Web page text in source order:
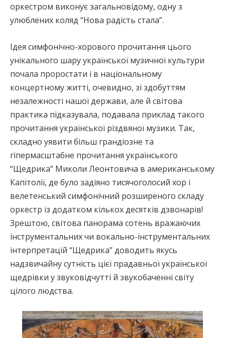
оркестром виконує загальновідому, одну з
улюблених коляд “Нова радість стала”.
Ідея симфонічно-хорового прочитання цього
унікального шару української музичної культури
почала проростати і в національному
концертному житті, очевидно, зі здобуттям
незалежності нашої держави, але й світова
практика підказувала, подавала приклад такого
прочитання української різдвяної музики. Так,
складно уявити більш грандіозне та
гіпермасштабне прочитання українського
“Щедрика” Миколи Леонтовича в американському
Капітолії, де було задіяно тисячоголосий хор і
велетенський симфонічний розширеного складу
оркестр із додатком кількох десятків дзвонарів!
Зрештою, світова панорама сотень вражаючих
інструментальних чи вокально-інструментальних
інтерпретацій “Щедрика” доводить якусь
надзвичайну сутність цієї прадавньої української
щедрівки у звуковідчутті й звукобаченні світу
цілого людства.